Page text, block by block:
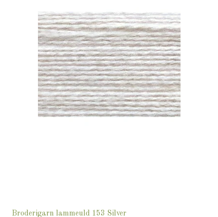
Broderigarn lammeuld 153 Silver